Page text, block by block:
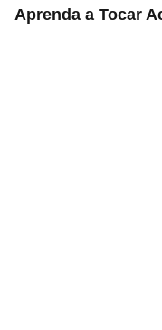
Aprenda a Tocar